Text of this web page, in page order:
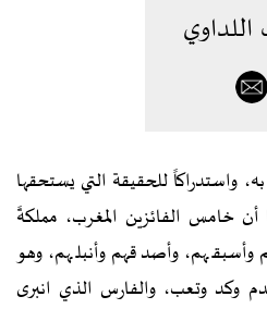
واستدراكاً للحقيقة التي يستحقها
أن خامس الفائزين المغرب، مملكةً
وأصدقهم وأنبلهم، وهو
وكد وتعب، والفارس الذي انبرى